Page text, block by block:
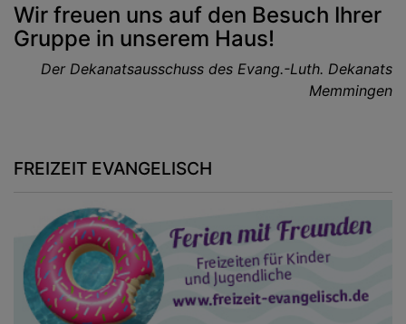
Wir freuen uns auf den Besuch Ihrer
Gruppe in unserem Haus!
Der Dekanatsausschuss des Evang.-Luth. Dekanats
Memmingen
FREIZEIT EVANGELISCH